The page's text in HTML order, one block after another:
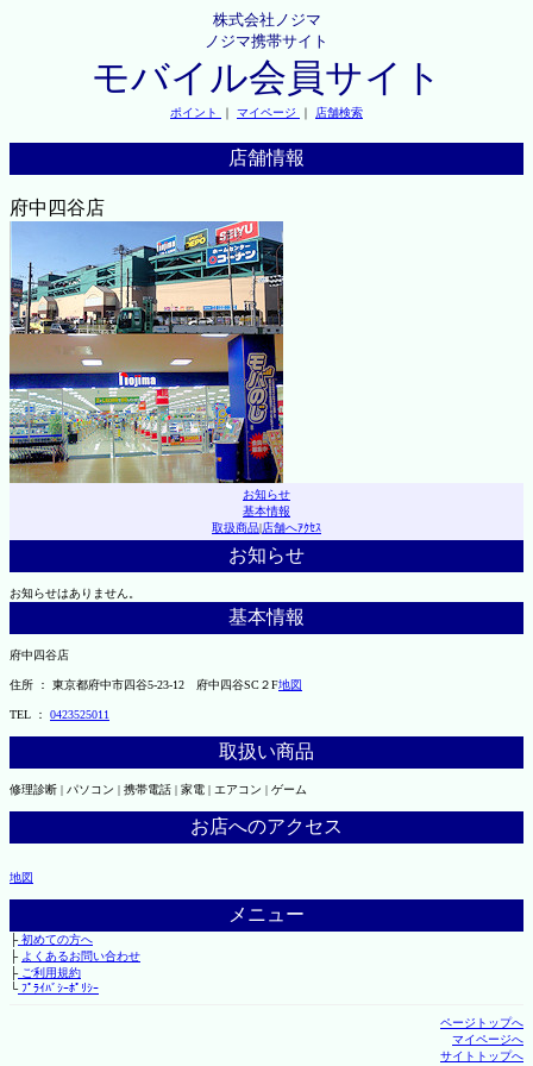
株式会社ノジマ
ノジマ携帯サイト
モバイル会員サイト
ポイント ｜ マイページ ｜ 店舗検索
店舗情報
府中四谷店
お知らせ
基本情報
取扱商品|店舗へｱｸｾｽ
お知らせ
お知らせはありません。
基本情報
府中四谷店
住所 ： 東京都府中市四谷5-23-12 府中四谷SC２F地図
TEL ： 0423525011
取扱い商品
修理診断 | パソコン | 携帯電話 | 家電 | エアコン | ゲーム
お店へのアクセス
地図
メニュー
├初めての方へ
├ よくあるお問い合わせ
├ご利用規約
└ﾌﾟﾗｲﾊﾞｼｰﾎﾟﾘｼｰ
ページトップへ
マイページへ
サイトトップへ